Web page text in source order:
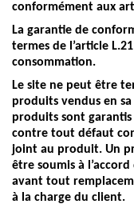
conformément aux
La garantie de
termes de l’article
consommation.
Le site ne peut être
produits vendus en
produits sont
contre tout défaut
joint au produit. Un
être soumis à
avant tout
à la charge du client.